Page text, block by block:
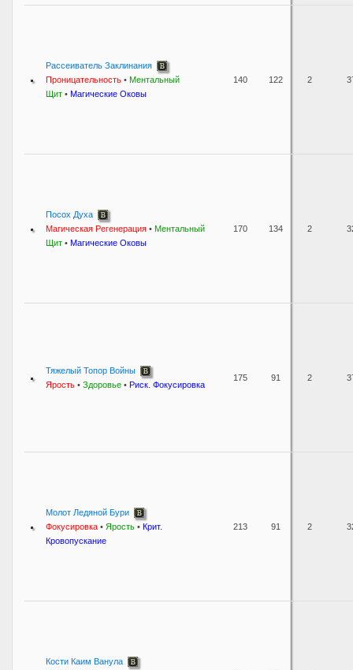
Рассеиватель Заклинания
Проницательность • Ментальный
Щит • Магические Оковы
140 122 2
Посох Духа
Магическая Регенерация • Ментальный
Щит • Магические Оковы
170 134 2
Тяжелый Топор Войны
Ярость • Здоровье • Риск. Фокусировка
175 91 2
Молот Ледяной Бури
Фокусировка • Ярость • Крит.
Кровопускание
213 91 2
Кости Каим Ванула